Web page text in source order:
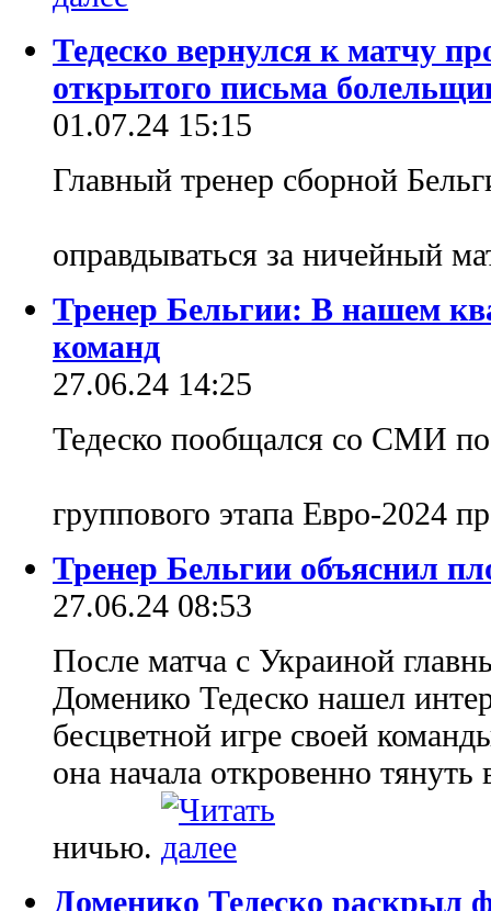
Тедеско вернулся к матчу
открытого письма
01.07.24 15:15
Главный тренер сборной
оправдываться за ничейный
Тренер Бельгии: В нашем
команд
27.06.24 14:25
Тедеско пообщался со СМИ
группового этапа Евро-2024
Тренер Бельгии объяснил
27.06.24 08:53
После матча с Украиной
Доменико Тедеско нашел
бесцветной игре своей
она начала откровенно
ничью.
Доменико Тедеско раскрыл